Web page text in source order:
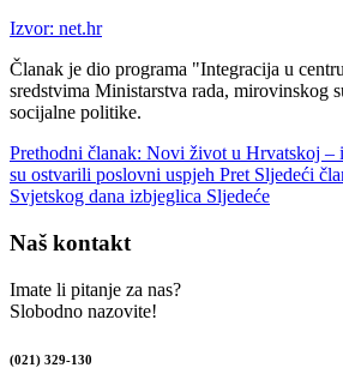
Izvor: net.hr
Članak je dio programa "Integracija u
sredstvima Ministarstva rada, mirovinskog
socijalne politike.
Prethodni članak: Novi život u Hrvatskoj –
su ostvarili poslovni uspjeh Pret Sljedeći
Svjetskog dana izbjeglica Sljedeće
Naš kontakt
Imate li pitanje za nas?
Slobodno nazovite!
(021) 329-130